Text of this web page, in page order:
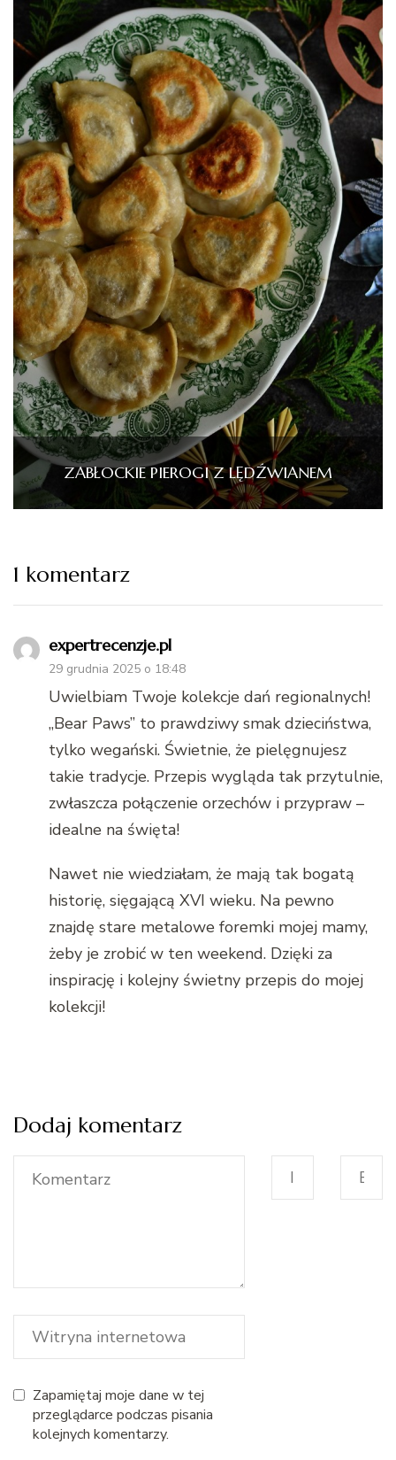
ZABŁOCKIE PIEROGI Z LĘDŹWIANEM
1 komentarz
expertrecenzje.pl
29 grudnia 2025 o 18:48
Uwielbiam Twoje kolekcje dań regionalnych!
„Bear Paws” to prawdziwy smak dzieciństwa,
tylko wegański. Świetnie, że pielęgnujesz
takie tradycje. Przepis wygląda tak przytulnie,
zwłaszcza połączenie orzechów i przypraw –
idealne na święta!
Nawet nie wiedziałam, że mają tak bogatą
historię, sięgającą XVI wieku. Na pewno
znajdę stare metalowe foremki mojej mamy,
żeby je zrobić w ten weekend. Dzięki za
inspirację i kolejny świetny przepis do mojej
kolekcji!
Dodaj komentarz
Zapamiętaj moje dane w tej
przeglądarce podczas pisania
kolejnych komentarzy.